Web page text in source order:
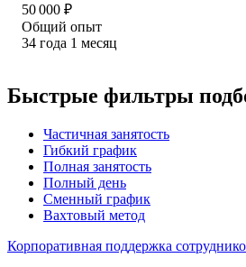
50 000 ₽
Общий опыт
34 года 1 месяц
Быстрые фильтры
Частичная занятость
Гибкий график
Полная занятость
Полный день
Сменный график
Вахтовый метод
Корпоративная поддержка